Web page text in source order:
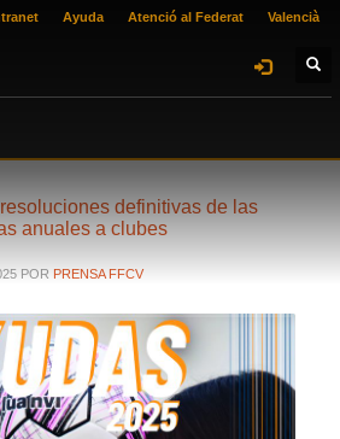
Ayuda Atenció al Federat Valencià
definitivas de las
anuales a clubes
POR PRENSA FFCV